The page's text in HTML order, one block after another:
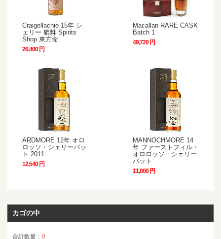
Craigellachie 15年 シ
ェリー 貔貅 Spirits
Shop 東方命
26,400 円
Macallan RARE CASK
Batch 1
49,720 円
ARDMORE 12年 オロ
ロッソ・シェリーバッ
ト 2011
12,540 円
MANNOCHMORE 14
年 ファーストフィル・
オロロッソ・シェリー
バット
11,000 円
カゴの中
合計数量： 0